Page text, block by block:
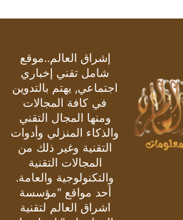
إشراق العالم..موقع
شامل تقني إخباري
اجتماعي, يهتم بالتدوين
في كافة المجالات
ومنها المجال التقني
والذكاء المنزلي وأدوات
التقنية وغير ذلك من
المجالات التقنية
والتكنولوجية والعامة.
أحد مواقع "مؤسسة
اشراق العالم لتقنية